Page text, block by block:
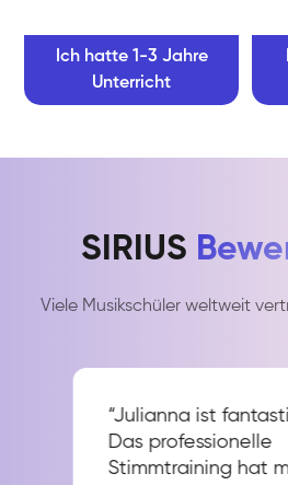
Ich hatte 1-3 Jahre
Unterricht
SIRIUS
Viele Musikschüler weltweit
“Julianna ist
Das professionelle
Stimmtraining hat